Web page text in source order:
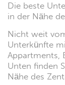
Die beste
in der Nähe
Nicht weit
Unterkünfte
Appartments,
Unten finden
Nähe des